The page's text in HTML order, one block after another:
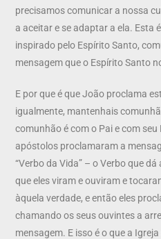
precisamos comunicar a nossa
a aceitar e se adaptar a ela. Esta
inspirado pelo Espírito Santo,
mensagem que o Espírito Santo
E por que é que João proclama
igualmente, mantenhais
comunhão é com o Pai e com seu
apóstolos proclamaram a
“Verbo da Vida” – o Verbo que
que eles viram e ouviram e
àquela verdade, e então eles
chamando os seus ouvintes a
mensagem. E isso é o que a